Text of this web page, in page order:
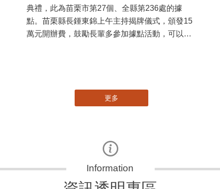
典禮，此為苗栗市第27個、全縣第236處的據
點。苗栗縣長鍾東錦上午主持揭牌儀式，頒發15
萬元開辦費，鼓勵長輩多參加據點活動，可以更
更多